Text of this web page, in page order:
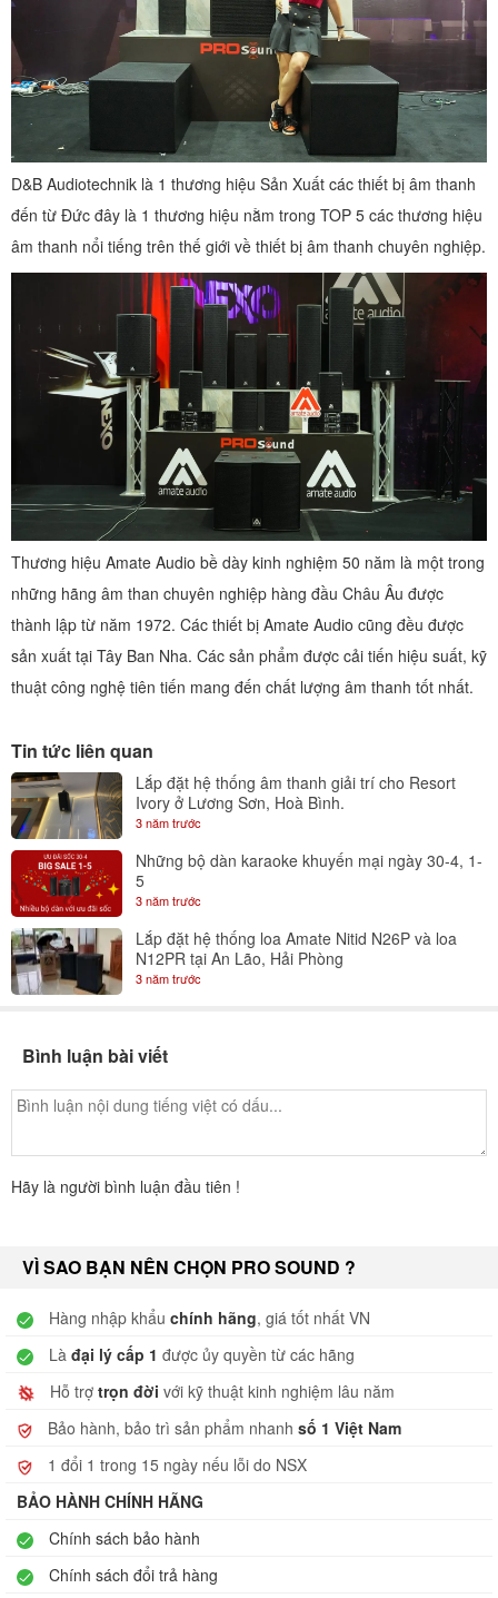
D&B Audiotechnik là 1 thương hiệu Sản Xuất các thiết bị âm thanh
đến từ Đức đây là 1 thương hiệu nằm trong TOP 5 các thương hiệu
âm thanh nổi tiếng trên thế giới về thiết bị âm thanh chuyên nghiệp.
Thương hiệu Amate Audio bề dày kinh nghiệm 50 năm là một trong
những hãng âm than chuyên nghiệp hàng đầu Châu Âu được
thành lập từ năm 1972. Các thiết bị Amate Audio cũng đều được
sản xuất tại Tây Ban Nha. Các sản phẩm được cải tiến hiệu suất, kỹ
thuật công nghệ tiên tiến mang đến chất lượng âm thanh tốt nhất.
Tin tức liên quan
Lắp đặt hệ thống âm thanh giải trí cho Resort
Ivory ở Lương Sơn, Hoà Bình.
3 năm trước
Những bộ dàn karaoke khuyến mại ngày 30-4, 1-
5
3 năm trước
Lắp đặt hệ thống loa Amate Nitid N26P và loa
N12PR tại An Lão, Hải Phòng
3 năm trước
Bình luận bài viết
Hãy là người bình luận đầu tiên !
VÌ SAO BẠN NÊN CHỌN PRO SOUND ?
Hàng nhập khẩu chính hãng, giá tốt nhất VN
Là đại lý cấp 1 được ủy quyền từ các hãng
Hỗ trợ trọn đời với kỹ thuật kinh nghiệm lâu năm
Bảo hành, bảo trì sản phẩm nhanh số 1 Việt Nam
1 đổi 1 trong 15 ngày nếu lỗi do NSX
BẢO HÀNH CHÍNH HÃNG
Chính sách bảo hành
Chính sách đổi trả hàng